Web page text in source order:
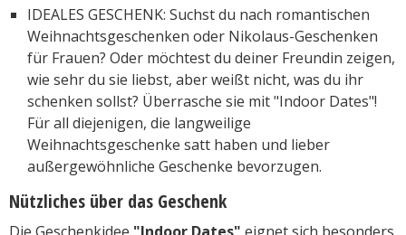
IDEALES GESCHENK: Suchst du nach romantischen
Weihnachtsgeschenken oder Nikolaus-Geschenken
für Frauen? Oder möchtest du deiner Freundin zeigen,
wie sehr du sie liebst, aber weißt nicht, was du ihr
schenken sollst? Überrasche sie mit "Indoor Dates"!
Für all diejenigen, die langweilige
Weihnachtsgeschenke satt haben und lieber
außergewöhnliche Geschenke bevorzugen.
Nützliches über das Geschenk